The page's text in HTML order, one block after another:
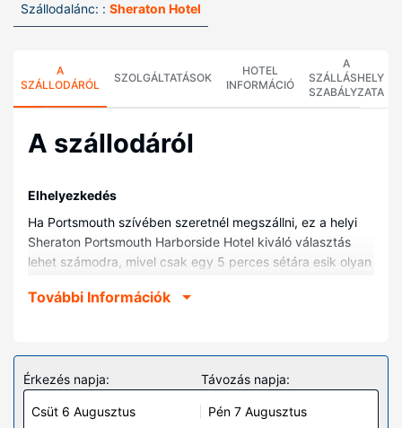
Szállodalánc: : Sheraton Hotel
A
SZÁLLODÁRÓL
SZOLGÁLTATÁSOK
HOTEL
INFORMÁCIÓ
A
SZÁLLÁSHELY
SZABÁLYZATA
A szállodáról
Elhelyezkedés
Ha Portsmouth szívében szeretnél megszállni, ez a helyi
Sheraton Portsmouth Harborside Hotel kiváló választás
lehet számodra, mivel csak egy 5 perces sétára esik olyan
helyi hotel kb. 25,6 km-re található Hampton Beach, ill.
Helyezze magát kényelembe a(z) 194 szoba egyikében,
melyekben hűtőszekrény és síkképernyős televízió is
található. Ingyenes vezeték nélküli internet-hozzáférés és
További Információk
Érkezés napja:
Csüt 6 Augusztus
Távozás napja:
Pén 7 Augusztus